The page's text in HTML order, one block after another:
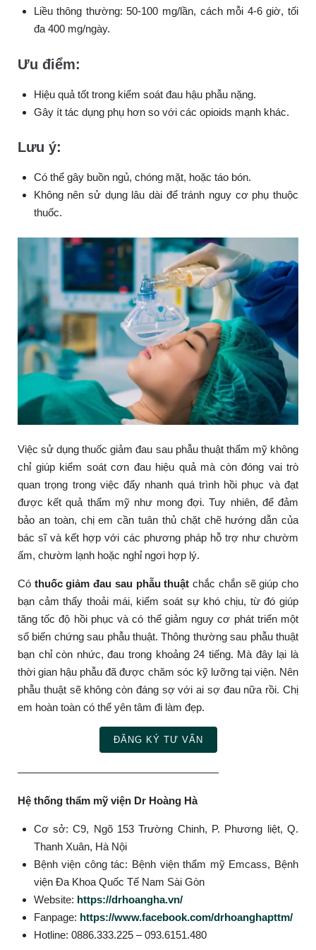
Liều thông thường: 50-100 mg/lần, cách mỗi 4-6 giờ, tối
đa 400 mg/ngày.
Ưu điểm:
Hiệu quả tốt trong kiểm soát đau hậu phẫu nặng.
Gây ít tác dụng phụ hơn so với các opioids mạnh khác.
Lưu ý:
Có thể gây buồn ngủ, chóng mặt, hoặc táo bón.
Không nên sử dụng lâu dài để tránh nguy cơ phụ thuộc
thuốc.
Việc sử dụng thuốc giảm đau sau phẫu thuật thẩm mỹ không
chỉ giúp kiểm soát cơn đau hiệu quả mà còn đóng vai trò
quan trọng trong việc đẩy nhanh quá trình hồi phục và đạt
được kết quả thẩm mỹ như mong đợi. Tuy nhiên, để đảm
bảo an toàn, chị em cần tuân thủ chặt chẽ hướng dẫn của
bác sĩ và kết hợp với các phương pháp hỗ trợ như chườm
ấm, chườm lạnh hoặc nghỉ ngơi hợp lý.
Có thuốc giảm đau sau phẫu thuật chắc chắn sẽ giúp cho
bạn cảm thấy thoải mái, kiểm soát sự khó chịu, từ đó giúp
tăng tốc độ hồi phục và có thể giảm nguy cơ phát triển một
số biến chứng sau phẫu thuật.Thông thường sau phẫu thuật
bạn chỉ còn nhức, đau trong khoảng 24 tiếng. Mà đây lại là
thời gian hậu phẫu đã được chăm sóc kỹ lưỡng tại viện. Nên
phẫu thuật sẽ không còn đáng sợ với ai sợ đau nữa rồi. Chị
em hoàn toàn có thể yên tâm đi làm đẹp.
ĐĂNG KÝ TƯ VẤN
———————————————————
Hệ thống thẩm mỹ viện Dr Hoàng Hà
Cơ sở: C9, Ngõ 153 Trường Chinh, P. Phương liệt, Q.
Thanh Xuân, Hà Nội
Bệnh viện công tác: Bệnh viện thẩm mỹ Emcass, Bệnh
viện Đa Khoa Quốc Tế Nam Sài Gòn
Website: https://drhoangha.vn/
Fanpage: https://www.facebook.com/drhoanghapttm/
Hotline: 0886.333.225 – 093.6151.480